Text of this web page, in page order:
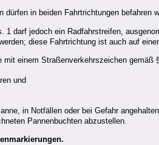
dürfen in beiden Fahrtrichtungen
1 darf jedoch ein Radfahrstreifen,
diese Fahrtrichtung ist auch auf
mit einem Straßenverkehrszeichen
und
in Notfällen oder bei Gefahr
Pannenbuchten abzustellen.